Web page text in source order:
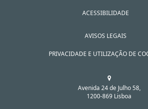
ACESSIBILIDADE
AVISOS LEGAIS
PRIVACIDADE E UTILIZAÇÃO DE
Avenida 24 de Julho 58,
1200-869 Lisboa